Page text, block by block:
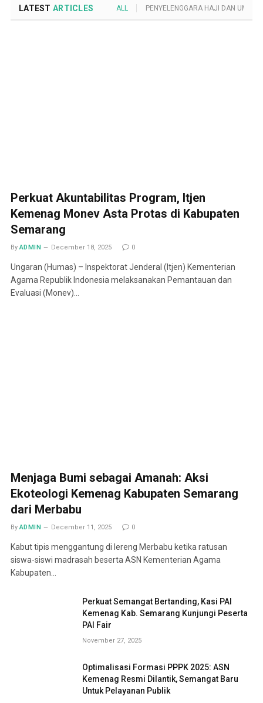
LATEST ARTICLES ALL PENYELENGGARA HAJI DAN UMROH
Perkuat Akuntabilitas Program, Itjen
Kemenag Monev Asta Protas di Kabupaten
Semarang
By ADMIN December 18, 2025 0
Ungaran (Humas) – Inspektorat Jenderal (Itjen) Kementerian
Agama Republik Indonesia melaksanakan Pemantauan dan
Evaluasi (Monev)…
Menjaga Bumi sebagai Amanah: Aksi
Ekoteologi Kemenag Kabupaten Semarang
dari Merbabu
By ADMIN December 11, 2025 0
Kabut tipis menggantung di lereng Merbabu ketika ratusan
siswa-siswi madrasah beserta ASN Kementerian Agama
Kabupaten…
Perkuat Semangat Bertanding, Kasi PAI
Kemenag Kab. Semarang Kunjungi Peserta
PAI Fair
November 27, 2025
Optimalisasi Formasi PPPK 2025: ASN
Kemenag Resmi Dilantik, Semangat Baru
Untuk Pelayanan Publik